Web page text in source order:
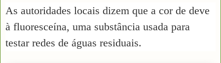
As autoridades locais dizem que a cor de deve
à fluoresceína, uma substância usada para
testar redes de águas residuais.